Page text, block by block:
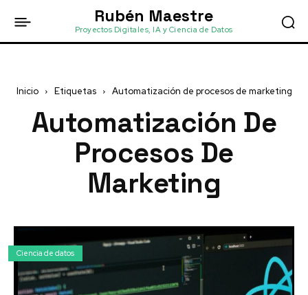
Rubén Maestre
Proyectos Digitales, IA y Ciencia de Datos
Inicio Etiquetas Automatización de procesos de marketing
Automatización De
Procesos De
Marketing
Ciencia de datos